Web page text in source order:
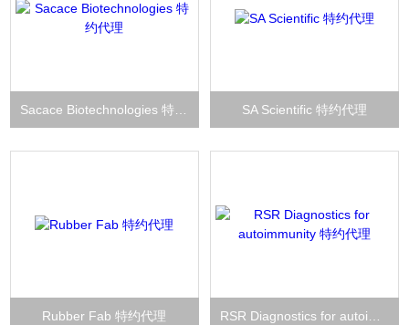
SA Scientific 特约代理
Rubber Fab 特约代理